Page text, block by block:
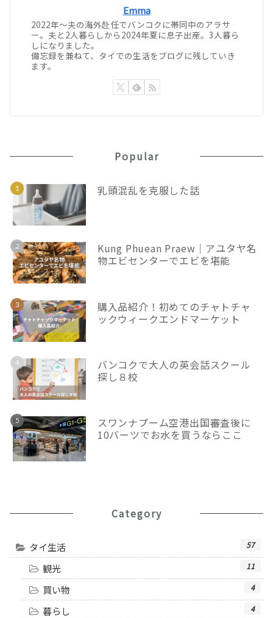
Emma
2022年〜夫の海外赴任でバンコクに帯同中のアラサ
ー。夫と2人暮らしから2024年夏に息子出産。3人暮ら
しになりました。
備忘録を兼ねて、タイでの生活をブログに残していき
ます。
Popular
乳頭混乱を克服した話
Kung Phuean Praew｜アユタヤ名
物エビセンターでエビを堪能
購入品紹介！初めてのチャトチャ
ックウィークエンドマーケット
バンコクで大人の英会話スクール
探し８校
スワンナプーム空港出国審査後に
10バーツでお水を買うならここ
Category
タイ生活 57
観光 11
買い物 4
暮らし 4